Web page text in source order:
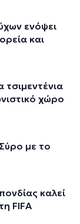
ενόψει
και
τσιμεντένια
χώρο
με το
καλεί
FIFA